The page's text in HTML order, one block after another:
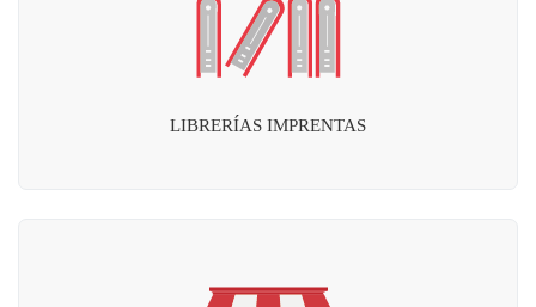
LIBRERÍAS IMPRENTAS